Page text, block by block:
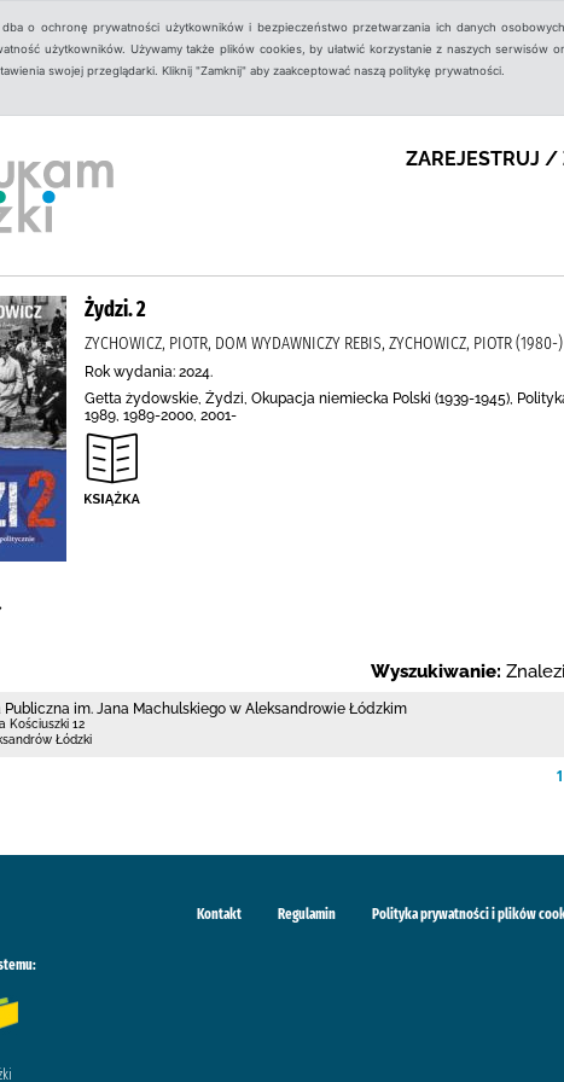
dba o ochronę prywatności użytkowników i bezpieczeństwo przetwarzania ich danych
użytkowników. Używamy także plików cookies, by ułatwić korzystanie z naszych serwisów
swojej przeglądarki. Kliknij "Zamknij" aby zaakceptować naszą politykę prywatności.
ZAREJESTRUJ /
Żydzi. 2
ZYCHOWICZ, PIOTR, DOM WYDAWNICZY REBIS, ZYCHOWICZ, PIOTR (1980-)
Rok wydania: 2024.
Getta żydowskie, Żydzi, Okupacja niemiecka Polski (1939-1945),
1989, 1989-2000, 2001-
Wyszukiwanie:
Publiczna im. Jana Machulskiego w Aleksandrowie Łódzkim
Kościuszki 12
Łódzki
1
Kontakt Regulamin Polityka prywatności i plików